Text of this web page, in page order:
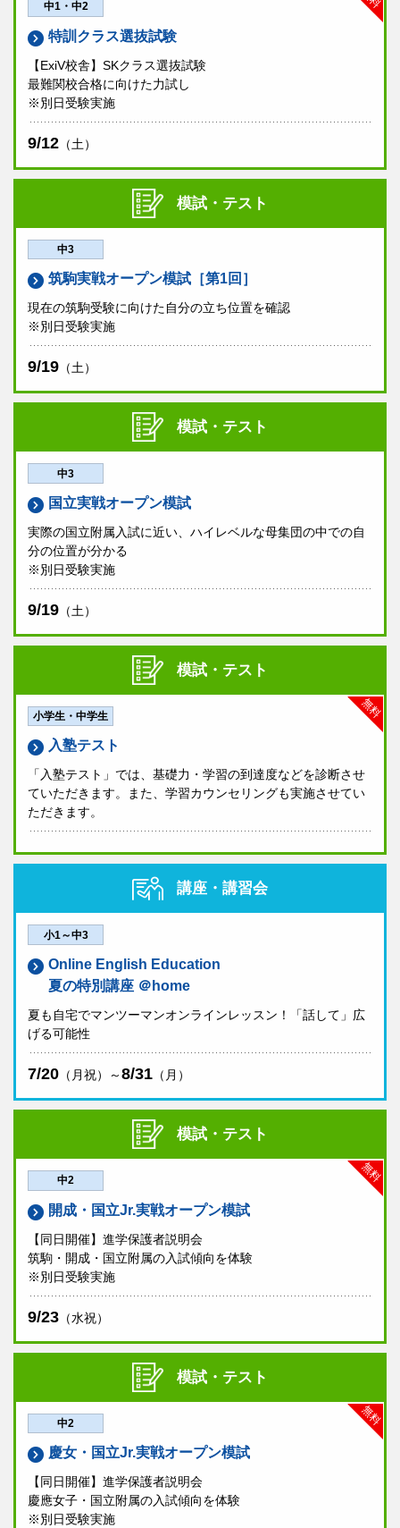
中1・中2
特訓クラス選抜試験
【ExiV校舎】SKクラス選抜試験
最難関校合格に向けた力試し
※別日受験実施
9/12 （土）
模試・テスト
中3
筑駒実戦オープン模試［第1回］
現在の筑駒受験に向けた自分の立ち位置を確認
※別日受験実施
9/19 （土）
模試・テスト
中3
国立実戦オープン模試
実際の国立附属入試に近い、ハイレベルな母集団の中での自
分の位置が分かる
※別日受験実施
9/19 （土）
模試・テスト
無料
小学生・中学生
入塾テスト
「入塾テスト」では、基礎力・学習の到達度などを診断させ
ていただきます。また、学習カウンセリングも実施させてい
ただきます。
講座・講習会
小1～中3
Online English Education
夏の特別講座 ＠home
夏も自宅でマンツーマンオンラインレッスン！「話して」広
げる可能性
7/20 （月祝）～8/31 （月）
模試・テスト
無料
中2
開成・国立Jr.実戦オープン模試
【同日開催】進学保護者説明会
筑駒・開成・国立附属の入試傾向を体験
※別日受験実施
9/23 （水祝）
模試・テスト
無料
中2
慶女・国立Jr.実戦オープン模試
【同日開催】進学保護者説明会
慶應女子・国立附属の入試傾向を体験
※別日受験実施